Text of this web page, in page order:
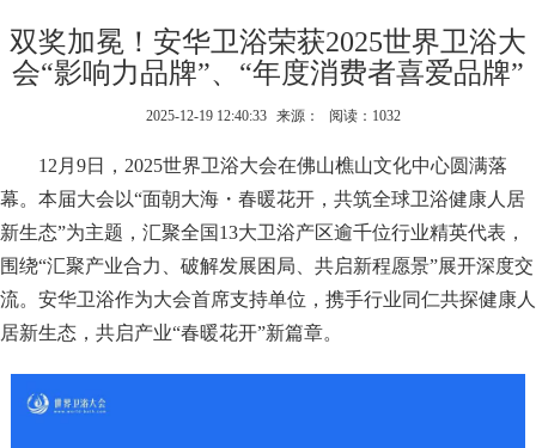
双奖加冕！安华卫浴荣获2025世界卫浴大
会“影响力品牌”、“年度消费者喜爱品牌”
2025-12-19 12:40:33 来源： 阅读：1032
12月9日，2025世界卫浴大会在佛山樵山文化中心圆满落
幕。本届大会以“面朝大海・春暖花开，共筑全球卫浴健康人居
新生态”为主题，汇聚全国13大卫浴产区逾千位行业精英代表，
围绕“汇聚产业合力、破解发展困局、共启新程愿景”展开深度交
流。安华卫浴作为大会首席支持单位，携手行业同仁共探健康人
居新生态，共启产业“春暖花开”新篇章。